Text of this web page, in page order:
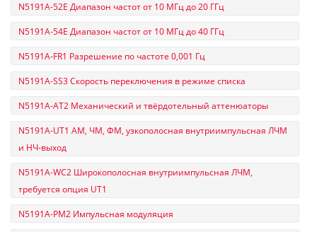
N5191A-52E Диапазон частот от 10 МГц до 20 ГГц
N5191A-54E Диапазон частот от 10 МГц до 40 ГГц
N5191A-FR1 Разрешение по частоте 0,001 Гц
N5191A-SS3 Скорость переключения в режиме списка
N5191A-AT2 Механический и твёрдотельный аттенюаторы
N5191A-UT1 АМ, ЧМ, ФМ, узкополосная внутриимпульсная ЛЧМ
и НЧ-выход
N5191A-WC2 Широкополосная внутриимпульсная ЛЧМ,
требуется опция UT1
N5191A-PM2 Импульсная модуляция